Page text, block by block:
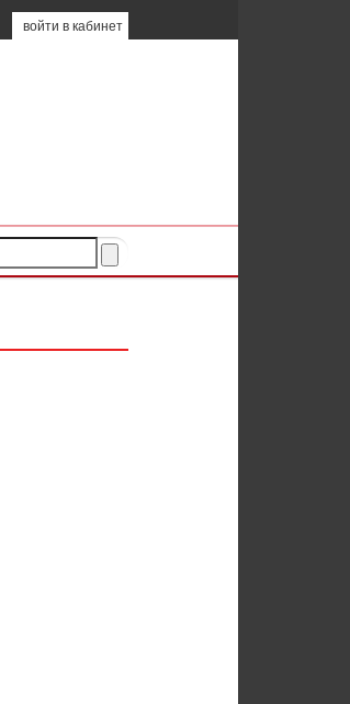
войти в кабинет